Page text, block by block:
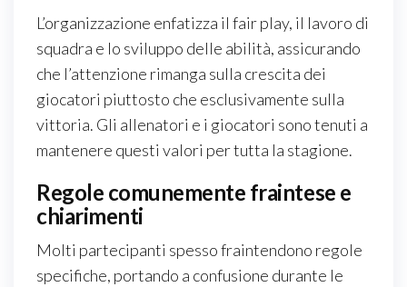
L’organizzazione enfatizza il fair play, il lavoro di
squadra e lo sviluppo delle abilità, assicurando
che l’attenzione rimanga sulla crescita dei
giocatori piuttosto che esclusivamente sulla
vittoria. Gli allenatori e i giocatori sono tenuti a
mantenere questi valori per tutta la stagione.
Regole comunemente fraintese e
chiarimenti
Molti partecipanti spesso fraintendono regole
specifiche, portando a confusione durante le